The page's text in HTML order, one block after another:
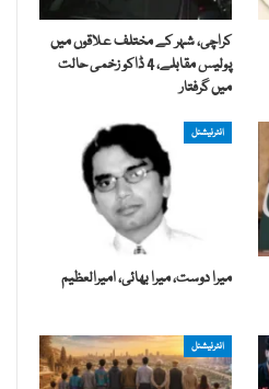
کراچی، شہر کے مختلف علاقوں میں
پولیس مقابلے، 4 ڈاکو زخمی حالت
میں گرفتار
انٹرنیشنل
میرا دوست، میرا بھائی، امیرالعظیم
انٹرنیشنل